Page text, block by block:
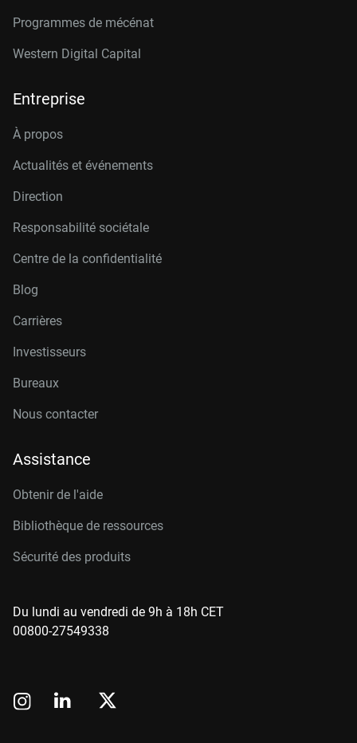
Programmes de mécénat
Western Digital Capital
Entreprise
À propos
Actualités et événements
Direction
Responsabilité sociétale
Centre de la confidentialité
Blog
Carrières
Investisseurs
Bureaux
Nous contacter
Assistance
Obtenir de l'aide
Bibliothèque de ressources
Sécurité des produits
Du lundi au vendredi de 9h à 18h CET
00800-27549338